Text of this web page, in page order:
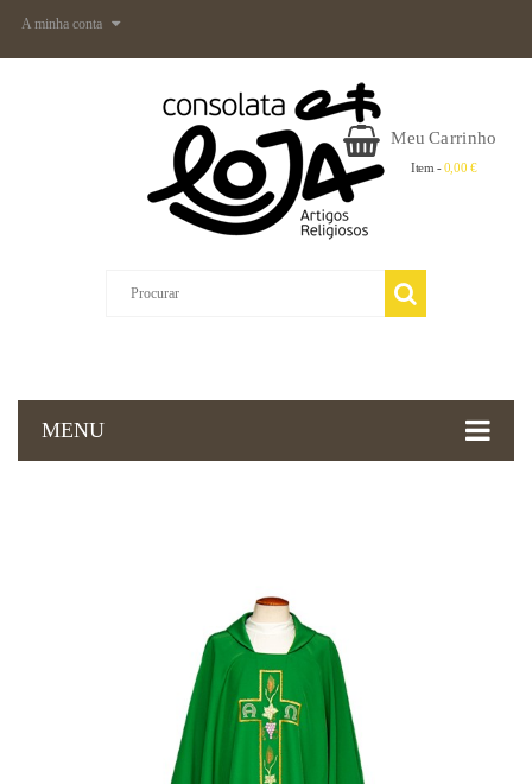
A minha conta
Meu Carrinho
Item - 0,00 €
MENU